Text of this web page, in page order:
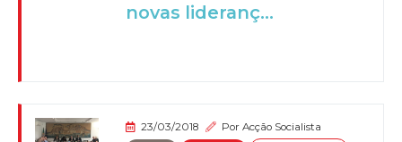
novas lideranç...
23/03/2018 PorAcção Socialista